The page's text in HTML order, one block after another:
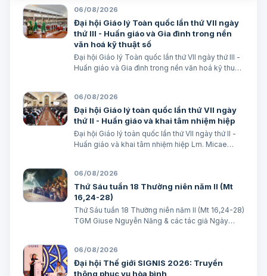
06/08/2026
Đại hội Giáo lý Toàn quốc lần thứ VII ngày
thứ III - Huấn giáo và Gia đình trong nền
văn hoá kỹ thuật số
Đại hội Giáo lý Toàn quốc lần thứ VII ngày thứ III -
Huấn giáo và Gia đình trong nền văn hoá kỹ thuật
06/08/2026
Đại hội Giáo lý toàn quốc lần thứ VII ngày
thứ II - Huấn giáo và khai tâm nhiệm hiệp
Đại hội Giáo lý toàn quốc lần thứ VII ngày thứ II -
Huấn giáo và khai tâm nhiệm hiệp Lm. Micae
06/08/2026
Thứ Sáu tuần 18 Thường niên năm II (Mt
16,24-28)
Thứ Sáu tuần 18 Thường niên năm II (Mt 16,24-28)
TGM Giuse Nguyễn Năng & các tác giả Ngày
6-7 “Khốn cho thành khát má…
06/08/2026
Đại hội Thế giới SIGNIS 2026: Truyền
thông phục vụ hòa bình